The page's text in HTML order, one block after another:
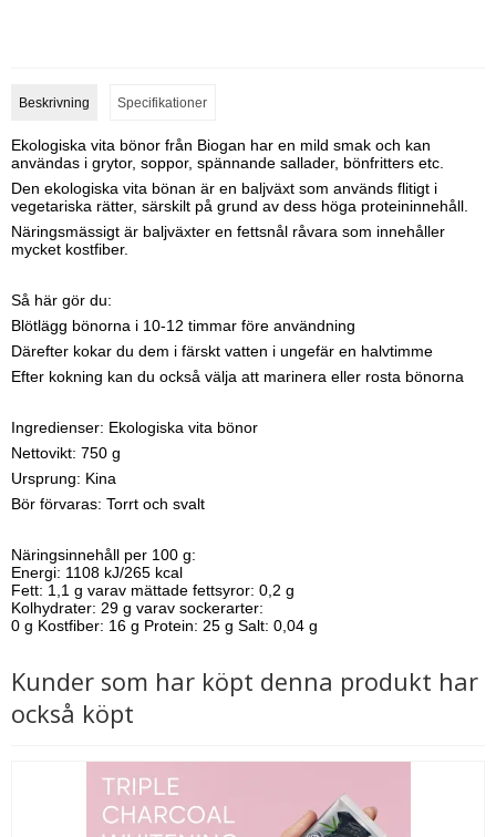
Beskrivning Specifikationer
Ekologiska vita bönor från Biogan har en mild smak och kan
användas i grytor, soppor, spännande sallader, bönfritters etc.
Den ekologiska vita bönan är en baljväxt som används flitigt i
vegetariska rätter, särskilt på grund av dess höga proteininnehåll.
Näringsmässigt är baljväxter en fettsnål råvara som innehåller
mycket kostfiber.
Så här gör du:
Blötlägg bönorna i 10-12 timmar före användning
Därefter kokar du dem i färskt vatten i ungefär en halvtimme
Efter kokning kan du också välja att marinera eller rosta bönorna
Ingredienser: Ekologiska vita bönor
Nettovikt: 750 g
Ursprung: Kina
Bör förvaras: Torrt och svalt
Näringsinnehåll per 100 g:
Energi: 1108 kJ/265 kcal
Fett: 1,1 g varav mättade fettsyror: 0,2 g
Kolhydrater: 29 g varav sockerarter:
0 g Kostfiber: 16 g Protein: 25 g Salt: 0,04 g
Kunder som har köpt denna produkt har
också köpt